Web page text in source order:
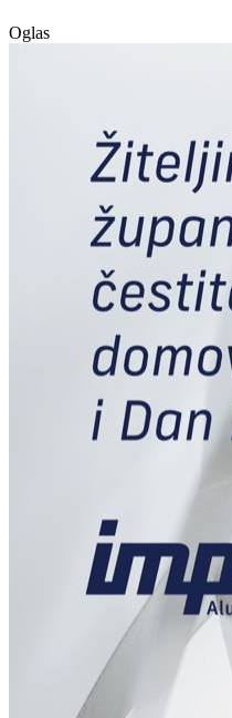
Oglas